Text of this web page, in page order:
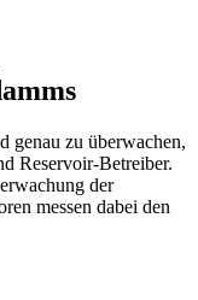
genau zu überwachen,
Reservoir-Betreiber.
der
messen dabei den